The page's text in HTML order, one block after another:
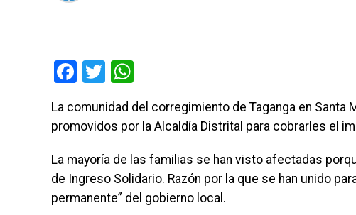
Facebook
Twitter
La comunidad del corregimiento de Taganga en
promovidos por la Alcaldía Distrital para cobrarles el
La mayoría de las familias se han visto afectadas
de Ingreso Solidario. Razón por la que se han unido
permanente” del gobierno local.